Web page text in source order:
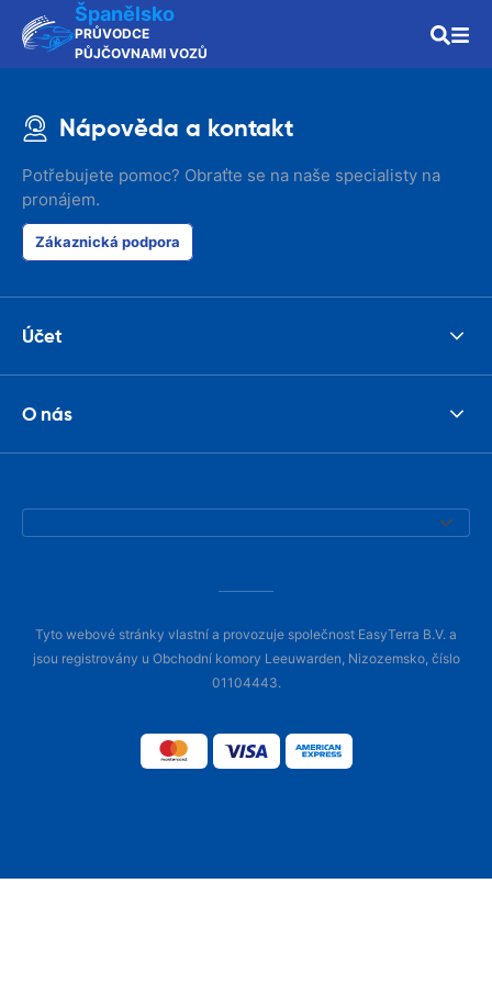
Španělsko
PRŮVODCE
PŮJČOVNAMI VOZŮ
Nápověda a kontakt
Potřebujete pomoc? Obraťte se na naše specialisty na
pronájem.
Zákaznická podpora
Účet
O nás
Tyto webové stránky vlastní a provozuje společnost EasyTerra B.V. a
jsou registrovány u Obchodní komory Leeuwarden, Nizozemsko, číslo
01104443.